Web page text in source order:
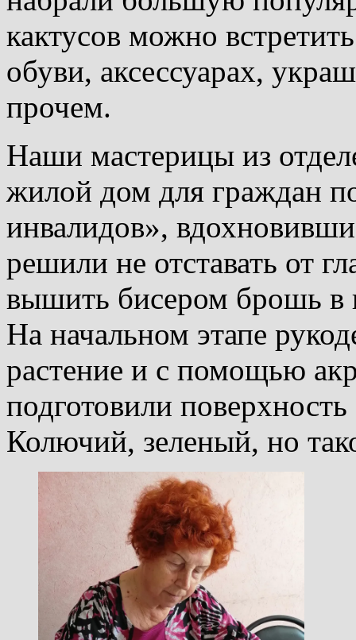
кактусов можно
обуви, аксессуарах,
прочем.
Наши мастерицы из
жилой дом для граждан
инвалидов»,
решили не отставать от
вышить бисером брошь в
На начальном этапе
растение и с помощью
подготовили
Колючий, зеленый, но